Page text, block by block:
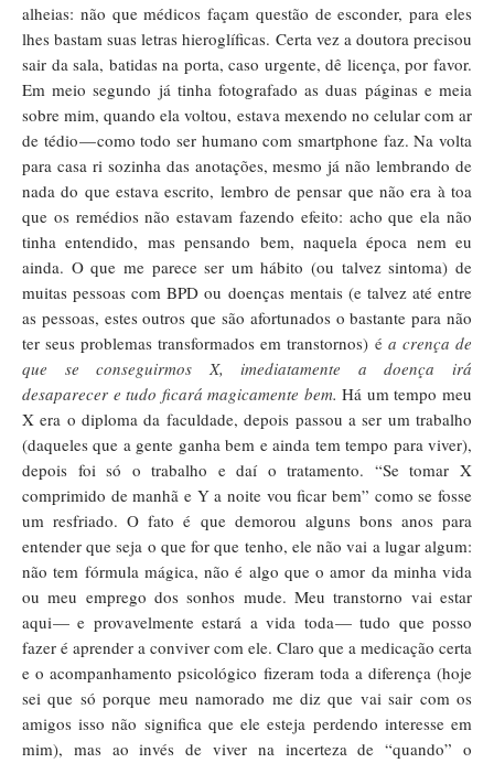
alheias: não que médicos façam questão de esconder, para eles
lhes bastam suas letras hieroglíficas. Certa vez a doutora precisou
sair da sala, batidas na porta, caso urgente, dê licença, por favor.
Em meio segundo já tinha fotografado as duas páginas e meia
sobre mim, quando ela voltou, estava mexendo no celular com ar
de tédio—como todo ser humano com smartphone faz. Na volta
para casa ri sozinha das anotações, mesmo já não lembrando de
nada do que estava escrito, lembro de pensar que não era à toa
que os remédios não estavam fazendo efeito: acho que ela não
tinha entendido, mas pensando bem, naquela época nem eu
ainda. O que me parece ser um hábito (ou talvez sintoma) de
muitas pessoas com BPD ou doenças mentais (e talvez até entre
as pessoas, estes outros que são afortunados o bastante para não
ter seus problemas transformados em transtornos) é a crença de
que se conseguirmos X, imediatamente a doença irá
desaparecer e tudo ficará magicamente bem.Há um tempo meu
X era o diploma da faculdade, depois passou a ser um trabalho
(daqueles que a gente ganha bem e ainda tem tempo para viver),
depois foi só o trabalho e daí o tratamento. “Se tomar X
comprimido de manhã e Y a noite vou ficar bem” como se fosse
um resfriado. O fato é que demorou alguns bons anos para
entender que seja o que for que tenho, ele não vai a lugar algum:
não tem fórmula mágica, não é algo que o amor da minha vida
ou meu emprego dos sonhos mude. Meu transtorno vai estar
aqui— e provavelmente estará a vida toda— tudo que posso
fazer é aprender a conviver com ele. Claro que a medicação certa
e o acompanhamento psicológico fizeram toda a diferença (hoje
sei que só porque meu namorado me diz que vai sair com os
amigos isso não significa que ele esteja perdendo interesse em
mim), mas ao invés de viver na incerteza de “quando” o